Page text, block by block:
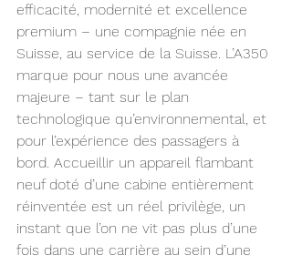
efficacité, modernité et excellence
premium – une compagnie née en
Suisse, au service de la Suisse. L’A350
marque pour nous une avancée
majeure – tant sur le plan
technologique qu’environnemental, et
pour l’expérience des passagers à
bord. Accueillir un appareil flambant
neuf doté d’une cabine entièrement
réinventée est un réel privilège, un
instant que l’on ne vit pas plus d’une
fois dans une carrière au sein d’une